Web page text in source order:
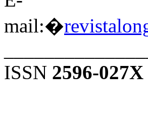
mail:�
ISSN 2596-027X